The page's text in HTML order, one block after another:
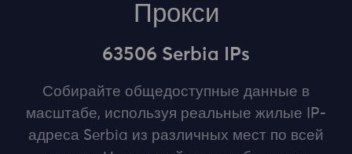
Прокси
63506 Serbia IPs
Собирайте общедоступные данные в
масштабе, используя реальные жилые IP-
адреса Serbia из различных мест по всей